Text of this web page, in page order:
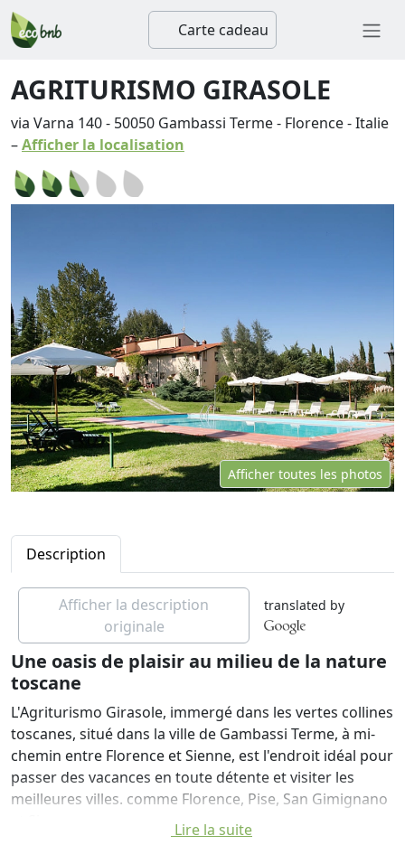
Carte cadeau
AGRITURISMO GIRASOLE
via Varna 140- 50050 Gambassi Terme- Florence-Italie
–Afficher la localisation
Afficher toutes les photos
Description
Afficher la description
originale
translated by
Une oasis de plaisir au milieu de la nature
toscane
L'Agriturismo Girasole, immergé dans les vertes collines
toscanes, situé dans la ville de Gambassi Terme, à mi-
chemin entre Florence et Sienne, est l'endroit idéal pour
passer des vacances en toute détente et visiter les
meilleures villes. comme Florence, Pise, San Gimignano
Lire la suite